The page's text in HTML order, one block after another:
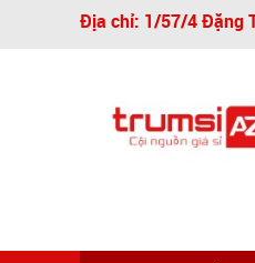
Địa chỉ: 1/57/4 Đặng